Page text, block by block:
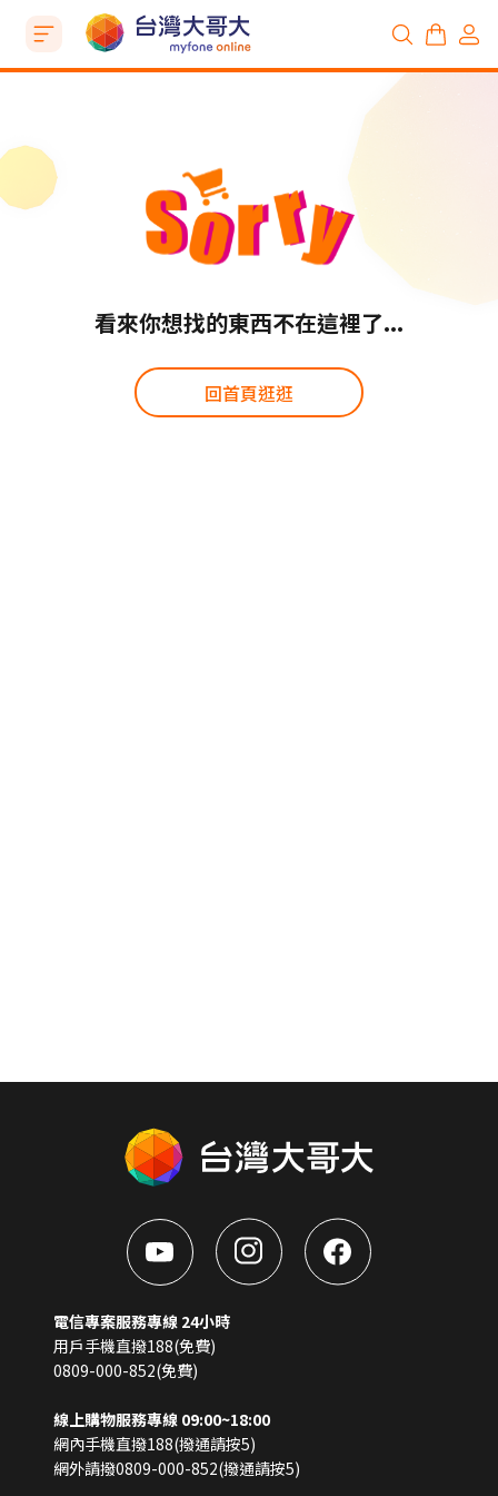
看來你想找的東西不在這裡了...
回首頁逛逛
電信專案服務專線 24小時
用戶手機直撥188(免費)
0809-000-852(免費)
線上購物服務專線 09:00~18:00
網內手機直撥188(撥通請按5)
網外請撥0809-000-852(撥通請按5)